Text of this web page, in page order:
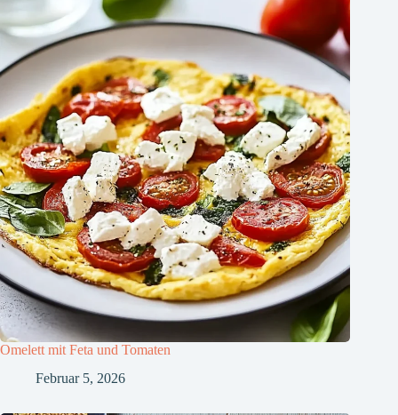
Omelett mit Feta und Tomaten
Februar 5, 2026